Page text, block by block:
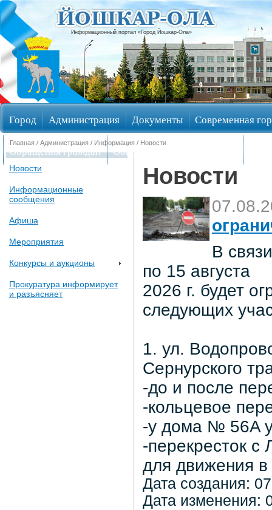
Информационный портал «Город Йошкар-Ола»
Город Администрация Документы Современная
Обращения граждан Общественные обсуждения
Главная / Администрация / Информация / Новости
Новости
Информационные
сообщения
Афиша
Мероприятия
Конкурсы и аукционы
Прокуратура информирует
и разъясняет
Новости
В
по 15 августа
2026 г. будет
следующих
1. ул.
Сернурского
-до и после
-кольцевое
-у дома № 56A
-перекресток с
для движения
Дата создания:
Дата изменения: